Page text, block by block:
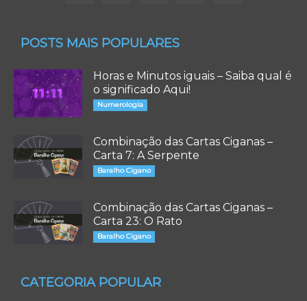
POSTS MAIS POPULARES
Horas e Minutos iguais – Saiba qual é
o significado Aqui!
Numerologia
Combinação das Cartas Ciganas –
Carta 7: A Serpente
Baralho Cigano
Combinação das Cartas Ciganas –
Carta 23: O Rato
Baralho Cigano
CATEGORIA POPULAR